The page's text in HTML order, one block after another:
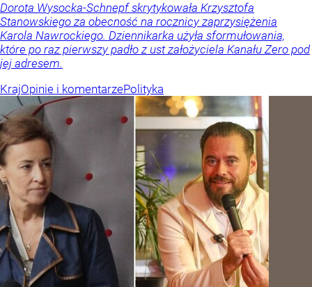
Dorota Wysocka-Schnepf skrytykowała Krzysztofa
Stanowskiego za obecność na rocznicy zaprzysiężenia
Karola Nawrockiego. Dziennikarka użyła sformułowania,
które po raz pierwszy padło z ust założyciela Kanału Zero pod
jej adresem.
KrajOpinie i komentarzePolityka